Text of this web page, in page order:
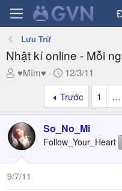
Lưu Trữ
Nhật kí online - Mỗi
T
a
d
s
t
a
♥Mĩm♥
N
g
à
y
g
ử
i
12/3/11
Trước
1 …
So_No_Mi
Follow_Your_Heart
9/7/11